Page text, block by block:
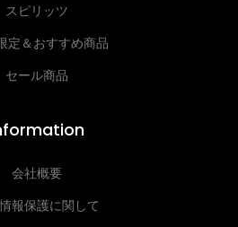
スピリッツ
定＆おすすめ商品
セール商品
会社概要
報保護に関して